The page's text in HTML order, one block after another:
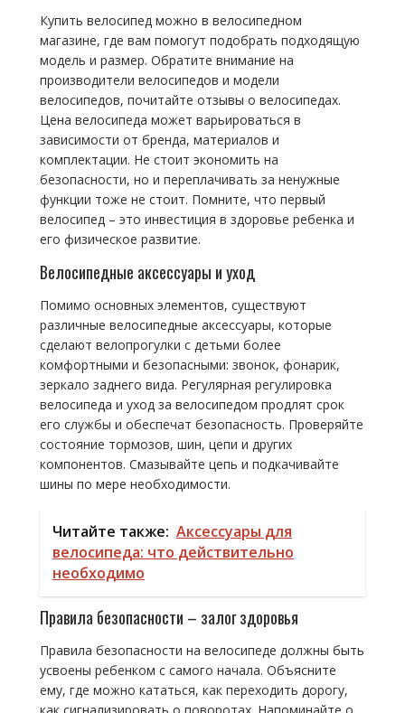
Купить велосипед можно в велосипедном
магазине, где вам помогут подобрать подходящую
модель и размер. Обратите внимание на
производители велосипедов и модели
велосипедов, почитайте отзывы о велосипедах.
Цена велосипеда может варьироваться в
зависимости от бренда, материалов и
комплектации. Не стоит экономить на
безопасности, но и переплачивать за ненужные
функции тоже не стоит. Помните, что первый
велосипед – это инвестиция в здоровье ребенка и
его физическое развитие.
Велосипедные аксессуары и уход
Помимо основных элементов, существуют
различные велосипедные аксессуары, которые
сделают велопрогулки с детьми более
комфортными и безопасными: звонок, фонарик,
зеркало заднего вида. Регулярная регулировка
велосипеда и уход за велосипедом продлят срок
его службы и обеспечат безопасность. Проверяйте
состояние тормозов, шин, цепи и других
компонентов. Смазывайте цепь и подкачивайте
шины по мере необходимости.
Читайте также: Аксессуары для
велосипеда: что действительно
необходимо
Правила безопасности – залог здоровья
Правила безопасности на велосипеде должны быть
усвоены ребенком с самого начала. Объясните
ему, где можно кататься, как переходить дорогу,